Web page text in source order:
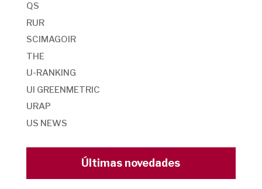
QS
RUR
SCIMAGOIR
THE
U-RANKING
UI GREENMETRIC
URAP
US NEWS
Últimas novedades